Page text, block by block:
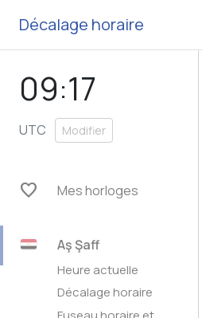
Décalage horaire
09:17
UTC Modifier
favorite Mes horloges
Aş Şaff
Heure actuelle
Décalage horaire